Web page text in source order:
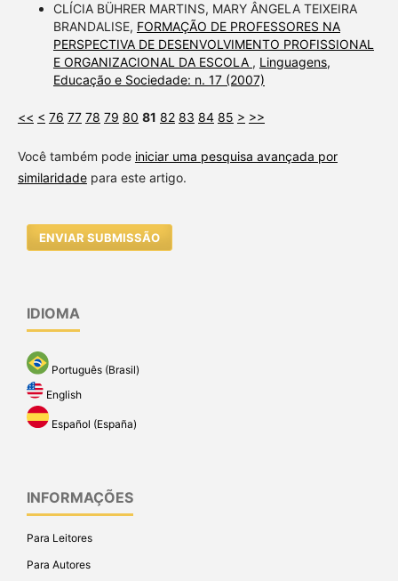
CLÍCIA BÜHRER MARTINS, MARY ÂNGELA TEIXEIRA
BRANDALISE, FORMAÇÃO DE PROFESSORES NA
PERSPECTIVA DE DESENVOLVIMENTO PROFISSIONAL
E ORGANIZACIONAL DA ESCOLA , Linguagens,
Educação e Sociedade: n. 17 (2007)
<< < 76 77 78 79 80 81 82 83 84 85 > >>
Você também pode iniciar uma pesquisa avançada por
similaridadepara este artigo.
ENVIAR SUBMISSÃO
IDIOMA
Português (Brasil)
English
Español (España)
INFORMAÇÕES
Para Leitores
Para Autores